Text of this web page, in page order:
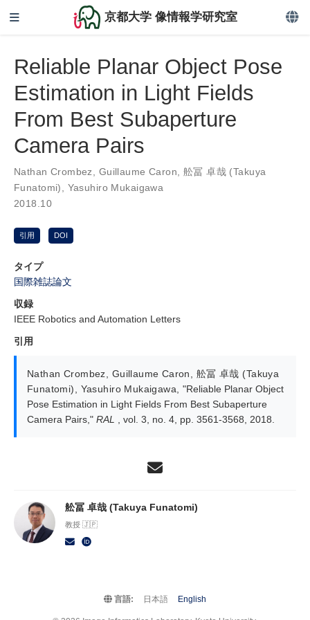
京都大学 像情報学研究室
Reliable Planar Object Pose
Estimation in Light Fields
From Best Subaperture
Camera Pairs
Nathan Crombez Guillaume Caron
舩冨 卓哉 (Takuya
Funatomi)
Yasuhiro Mukaigawa
2018.10
引用 DOI
タイプ
国際雑誌論文
収録
IEEE Robotics and Automation Letters
引用
Nathan Crombez Guillaume Caron
舩冨 卓哉 (Takuya
Funatomi)
Yasuhiro Mukaigawa
"Reliable Planar Object
Pose Estimation in Light Fields From Best Subaperture
Camera Pairs," RAL , vol. 3, no. 4, pp. 3561-3568, 2018.
舩冨 卓哉 (Takuya Funatomi)
教授 🇯🇵
言語: 日本語 English